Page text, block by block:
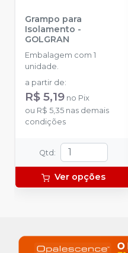
Grampo para
Isolamento -
GOLGRAN
Embalagem com 1
unidade.
a partir de:
R$ 5,19 no Pix
ou R$ 5,35 nas demais
condições
Qtd :
Ver opções